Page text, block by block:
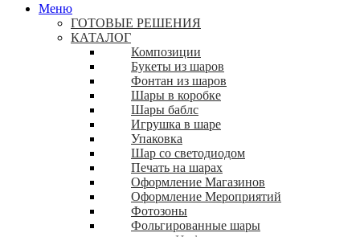
Меню
ГОТОВЫЕ РЕШЕНИЯ
КАТАЛОГ
Композиции
Букеты из шаров
Фонтан из шаров
Шары в коробке
Шары баблс
Игрушка в шаре
Упаковка
Шар со светодиодом
Печать на шарах
Оформление Магазинов
Оформление Мероприятий
Фотозоны
Фольгированные шары